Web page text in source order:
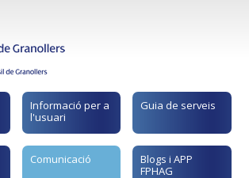
Informació per a
l'usuari
Guia de serveis
Comunicació
Blogs i APP
FPHAG